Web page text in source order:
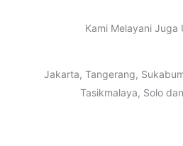
Kami Melayani Juga
Jakarta, Tangerang,
Tasikmalaya, Solo